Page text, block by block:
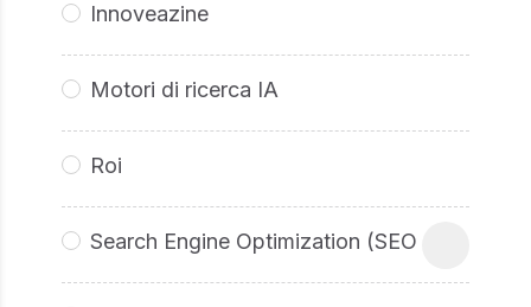
Innoveazine
Motori di ricerca IA
Roi
Search Engine Optimization (SEO